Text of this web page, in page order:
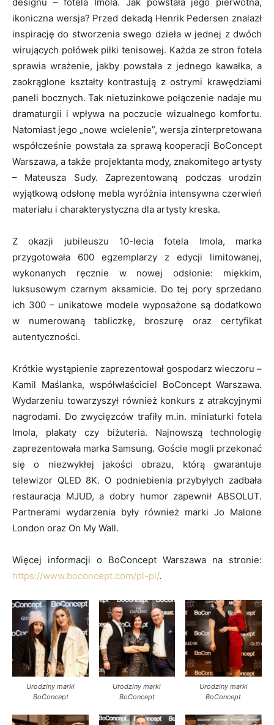
designu – fotela Imola. Jak powstała jego pierwotna,
ikoniczna wersja? Przed dekadą Henrik Pedersen znalazł
inspirację do stworzenia swego dzieła w jednej z dwóch
wirujących połówek piłki tenisowej. Każda ze stron fotela
sprawia wrażenie, jakby powstała z jednego kawałka, a
zaokrąglone kształty kontrastują z ostrymi krawędziami
paneli bocznych. Tak nietuzinkowe połączenie nadaje mu
dramaturgii i wpływa na poczucie wizualnego komfortu.
Natomiast jego „nowe wcielenie”, wersja zinterpretowana
współcześnie powstała za sprawą kooperacji BoConcept
Warszawa, a także projektanta mody, znakomitego artysty
– Mateusza Sudy. Zaprezentowaną podczas urodzin
wyjątkową odsłonę mebla wyróżnia intensywna czerwień
materiału i charakterystyczna dla artysty kreska.
Z okazji jubileuszu 10-lecia fotela Imola, marka
przygotowała 600 egzemplarzy z edycji limitowanej,
wykonanych ręcznie w nowej odsłonie: miękkim,
luksusowym czarnym aksamicie. Do tej pory sprzedano
ich 300 – unikatowe modele wyposażone są dodatkowo
w numerowaną tabliczkę, broszurę oraz certyfikat
autentyczności.
Krótkie wystąpienie zaprezentował gospodarz wieczoru –
Kamil Maślanka, współwłaściciel BoConcept Warszawa.
Wydarzeniu towarzyszył również konkurs z atrakcyjnymi
nagrodami. Do zwycięzców trafiły m.in. miniaturki fotela
Imola, plakaty czy biżuteria. Najnowszą technologię
zaprezentowała marka Samsung. Goście mogli przekonać
się o niezwykłej jakości obrazu, którą gwarantuje
telewizor QLED 8K. O podniebienia przybyłych zadbała
restauracja MJUD, a dobry humor zapewnił ABSOLUT.
Partnerami wydarzenia były również marki Jo Malone
London oraz On My Wall.
Więcej informacji o BoConcept Warszawa na stronie:
https://www.boconcept.com/pl-pl/.
Urodziny marki
BoConcept
Urodziny marki
BoConcept
Urodziny marki
BoConcept